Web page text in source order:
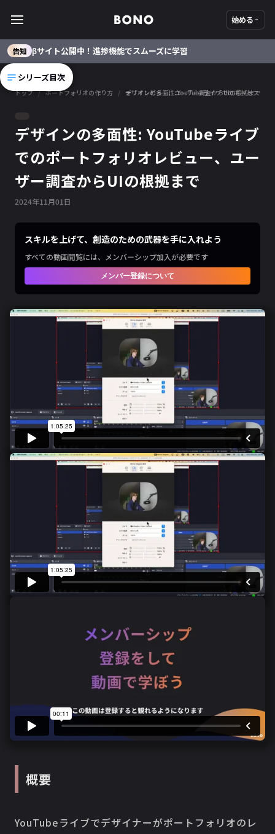
始める
告知 βサイト公開中！進捗機能でスムーズに学習
シリーズ目次
トップ / ポートフォリオの作り方 / デザインの多面性: YouTubeライブでのポートフォリオレビュー、ユーザー調査からUIの根拠まで
デザインの多面性: YouTubeライブ
でのポートフォリオレビュー、ユー
ザー調査からUIの根拠まで
2024年11月01日
スキルを上げて、創造のための武器を手に入れよう
すべての動画閲覧には、メンバーシップ加入が必要です
メンバー登録について
概要
YouTubeライブでデザイナーがポートフォリオのレ